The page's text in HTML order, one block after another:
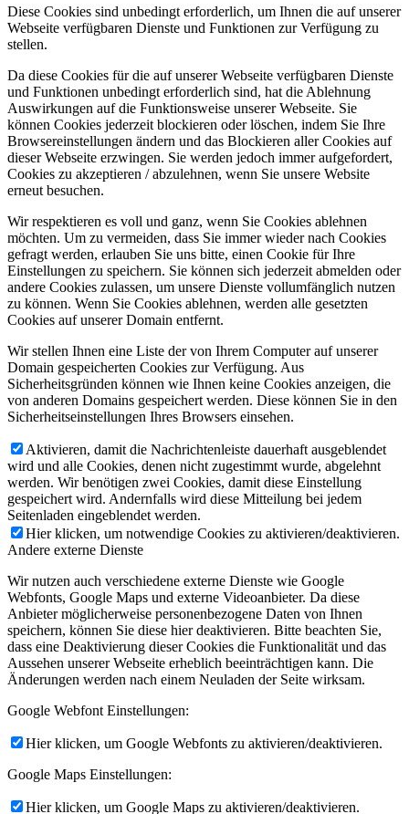
Diese Cookies sind unbedingt erforderlich, um Ihnen die auf unserer
Webseite verfügbaren Dienste und Funktionen zur Verfügung zu
stellen.
Da diese Cookies für die auf unserer Webseite verfügbaren Dienste
und Funktionen unbedingt erforderlich sind, hat die Ablehnung
Auswirkungen auf die Funktionsweise unserer Webseite. Sie
können Cookies jederzeit blockieren oder löschen, indem Sie Ihre
Browsereinstellungen ändern und das Blockieren aller Cookies auf
dieser Webseite erzwingen. Sie werden jedoch immer aufgefordert,
Cookies zu akzeptieren / abzulehnen, wenn Sie unsere Website
erneut besuchen.
Wir respektieren es voll und ganz, wenn Sie Cookies ablehnen
möchten. Um zu vermeiden, dass Sie immer wieder nach Cookies
gefragt werden, erlauben Sie uns bitte, einen Cookie für Ihre
Einstellungen zu speichern. Sie können sich jederzeit abmelden oder
andere Cookies zulassen, um unsere Dienste vollumfänglich nutzen
zu können. Wenn Sie Cookies ablehnen, werden alle gesetzten
Cookies auf unserer Domain entfernt.
Wir stellen Ihnen eine Liste der von Ihrem Computer auf unserer
Domain gespeicherten Cookies zur Verfügung. Aus
Sicherheitsgründen können wie Ihnen keine Cookies anzeigen, die
von anderen Domains gespeichert werden. Diese können Sie in den
Sicherheitseinstellungen Ihres Browsers einsehen.
Aktivieren, damit die Nachrichtenleiste dauerhaft ausgeblendet
wird und alle Cookies, denen nicht zugestimmt wurde, abgelehnt
werden. Wir benötigen zwei Cookies, damit diese Einstellung
gespeichert wird. Andernfalls wird diese Mitteilung bei jedem
Seitenladen eingeblendet werden.
Hier klicken, um notwendige Cookies zu aktivieren/deaktivieren.
Andere externe Dienste
Wir nutzen auch verschiedene externe Dienste wie Google
Webfonts, Google Maps und externe Videoanbieter. Da diese
Anbieter möglicherweise personenbezogene Daten von Ihnen
speichern, können Sie diese hier deaktivieren. Bitte beachten Sie,
dass eine Deaktivierung dieser Cookies die Funktionalität und das
Aussehen unserer Webseite erheblich beeinträchtigen kann. Die
Änderungen werden nach einem Neuladen der Seite wirksam.
Google Webfont Einstellungen:
Hier klicken, um Google Webfonts zu aktivieren/deaktivieren.
Google Maps Einstellungen:
Hier klicken, um Google Maps zu aktivieren/deaktivieren.